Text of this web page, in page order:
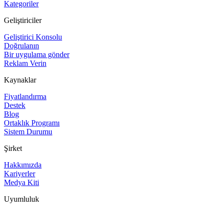
Kategoriler
Geliştiriciler
Geliştirici Konsolu
Doğrulanın
Bir uygulama gönder
Reklam Verin
Kaynaklar
Fiyatlandırma
Destek
Blog
Ortaklık Programı
Sistem Durumu
Şirket
Hakkımızda
Kariyerler
Medya Kiti
Uyumluluk